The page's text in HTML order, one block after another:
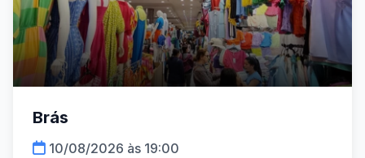
Brás
10/08/2026 às 19:00